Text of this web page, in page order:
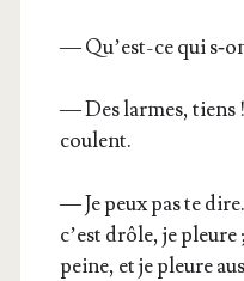
— Qu’est-ce qui
— Des larmes, tiens
coulent.
— Je peux pas te
c’est drôle, je pleure
peine, et je pleure